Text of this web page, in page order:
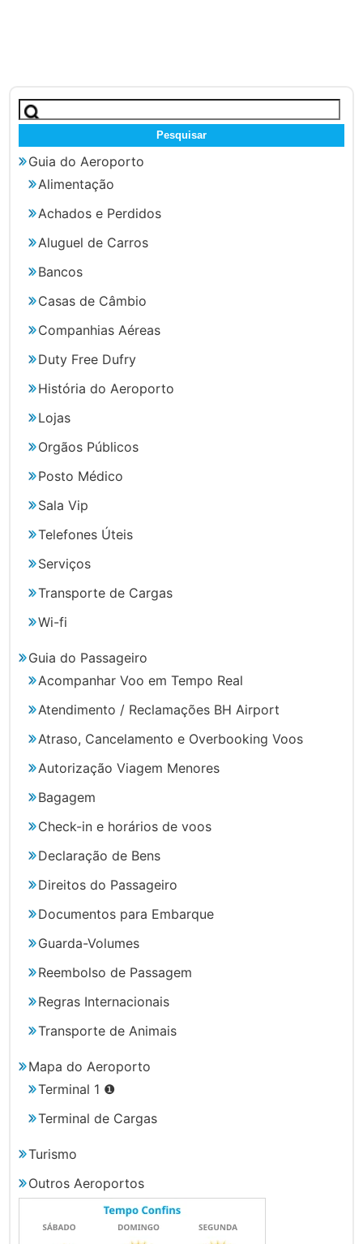
Pesquisar
por:
Guia do Aeroporto
Alimentação
Achados e Perdidos
Aluguel de Carros
Bancos
Casas de Câmbio
Companhias Aéreas
Duty Free Dufry
História do Aeroporto
Lojas
Orgãos Públicos
Posto Médico
Sala Vip
Telefones Úteis
Serviços
Transporte de Cargas
Wi-fi
Guia do Passageiro
Acompanhar Voo em Tempo Real
Atendimento / Reclamações BH Airport
Atraso, Cancelamento e Overbooking Voos
Autorização Viagem Menores
Bagagem
Check-in e horários de voos
Declaração de Bens
Direitos do Passageiro
Documentos para Embarque
Guarda-Volumes
Reembolso de Passagem
Regras Internacionais
Transporte de Animais
Mapa do Aeroporto
Terminal 1 ❶
Terminal de Cargas
Turismo
Outros Aeroportos